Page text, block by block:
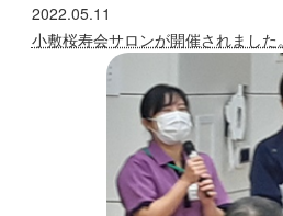
2022.05.11
小敷桜寿会サロンが開催されました。